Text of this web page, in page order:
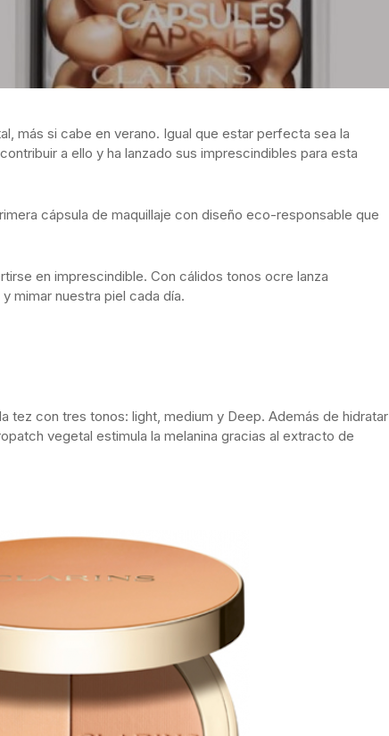
más si cabe en verano. Igual que estar perfecta sea la
a ello y ha lanzado sus imprescindibles para esta
cápsula de maquillaje con diseño eco-responsable que
en imprescindible. Con cálidos tonos ocre lanza
mimar nuestra piel cada día.
tez con tres tonos: light, medium y Deep. Además de hidratar
vegetal estimula la melanina gracias al extracto de